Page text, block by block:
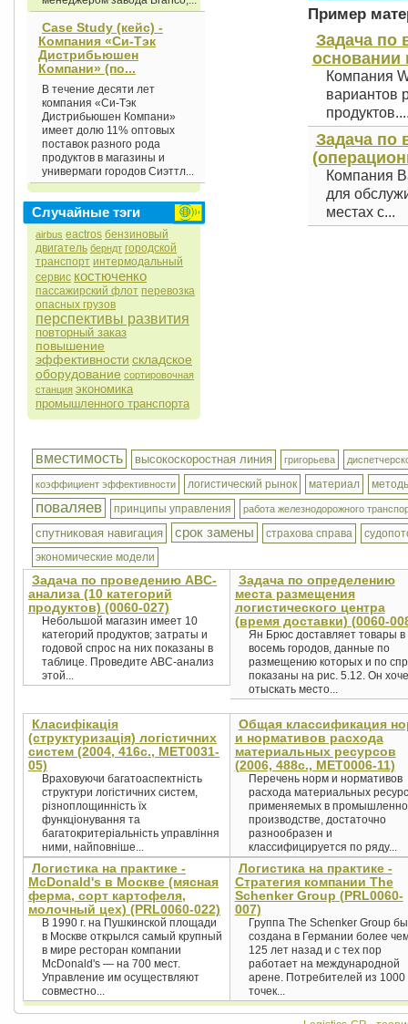
Case Study (кейс) -
Компания «Си-Тэк
Дистрибьюшен
Компани» (по...
В течение десяти лет
компания «Си-Тэк
Дистрибьюшен Компани»
имеет долю 11% оптовых
поставок разного рода
продуктов в магазины и
универмаги городов Сиэттл...
Случайные тэги
airbus eactros бензиновый
двигатель берндт городской
транспорт интермодальный
сервис костюченко
пассажирский флот перевозка
опасных грузов
перспективы развития
повторный заказ
повышение
эффективности складское
оборудование сортировочная
станция экономика
промышленного транспорта
Пример
Задача по
основании
Компания
вариантов
Задача по
Компания
для
местах с...
вместимость высокоскоростная линия григорьева
коэффициент эффективности логистический рынок материал
поваляев принципы управления работа железнодорожного
спутниковая навигация срок замены страхова справа
экономические модели
Задача по проведению ABC-
анализа (10 категорий
продуктов) (0060-027)
Небольшой магазин имеет 10
категорий продуктов; затраты и
годовой спрос на них показаны в
таблице. Проведите ABC-анализ
этой...
Задача по определению
места размещения
логистического центра
(время доставки) (0060-
Ян Брюс доставляет товары в
восемь городов, данные по
размещению которых и по
показаны на рис. 5.12. Он
отыскать место...
Класифікація
(структуризація) логістичних
систем (2004, 416с., MET0031-
05)
Враховуючи багатоаспектність
структури логістичних систем,
різноплощинність їх
функціонування та
багатокритеріальність управління
ними, найповніше...
Общая классификация
и нормативов расхода
материальных ресурсов
(2006, 488с., MET0006-11)
Перечень норм и нормативов
расхода материальных
применяемых в
производстве, достаточно
разнообразен и
классифицируется по ряду...
Логистика на практике -
McDonald's в Москве (мясная
ферма, сорт картофеля,
молочный цех) (PRL0060-022)
В 1990 г. на Пушкинской площади
в Москве открылся самый крупный
в мире ресторан компании
McDonald's — на 700 мест.
Управление им осуществляют
совместно...
Логистика на практике -
Стратегия компании The
Schenker Group (PRL0060-
007)
Группа The Schenker Group
создана в Германии более
125 лет назад и с тех пор
работает на международной
арене. Потребителей из 1000
точек...